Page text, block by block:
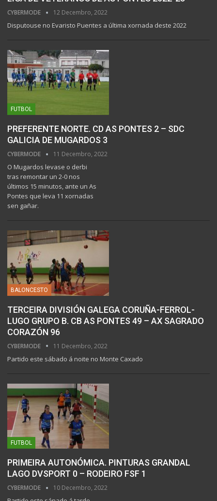
CYBERMODE 12 Decembro, 2022
Disputouse no Evaristo Puentes a última xornada deste 2022
FUTBOL
PREFERENTE NORTE. CD AS PONTES 2 – SDC
GALICIA DE MUGARDOS 3
CYBERMODE 11 Decembro, 2022
O Mugardos levase o derbi
tras remontar un 2-0 nos
últimos 15 minutos, ante un As
Pontes que leva 11 xornadas
sen gañar.
BALONCESTO
TERCEIRA DIVISIÓN GALEGA CORUÑA-FERROL-
LUGO GRUPO B. CB AS PONTES 49 – AX SAGRADO
CORAZÓN 96
CYBERMODE 11 Decembro, 2022
Partido este sábado á noite no Monte Caxado
FUTBOL
PRIMEIRA AUTONÓMICA. PINTURAS GRANDAL
LAGO DVSPORT 0 – RODEIRO FSF 1
CYBERMODE 10 Decembro, 2022